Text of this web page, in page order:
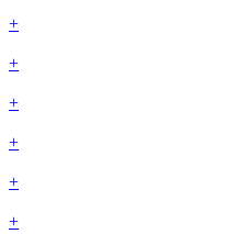
+
+
+
+
+
+